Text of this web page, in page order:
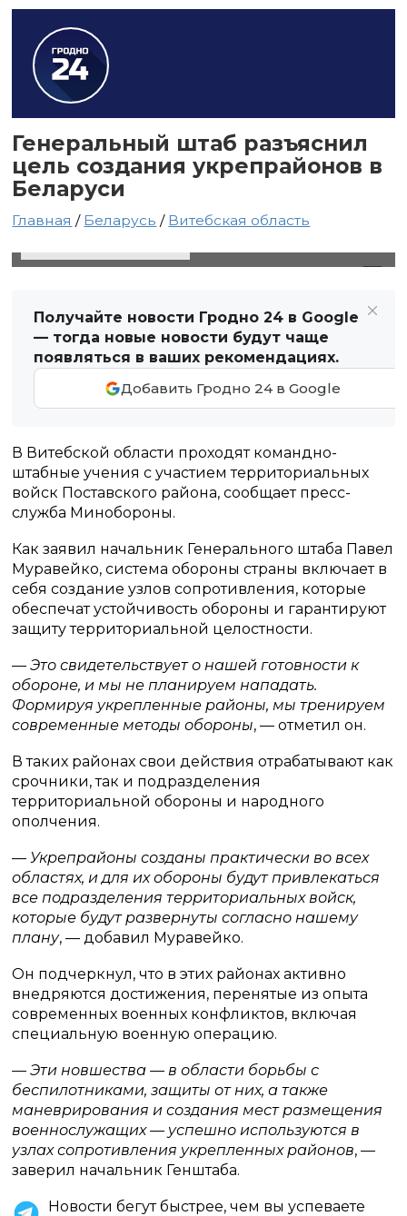
Генеральный штаб разъяснил
цель создания укрепрайонов в
Беларуси
Главная / Беларусь / Витебская область
Получайте новости Гродно 24 в Google
— тогда новые новости будут чаще
появляться в ваших рекомендациях.
Добавить Гродно 24 в Google
В Витебской области проходят командно-
штабные учения с участием территориальных
войск Поставского района, сообщает пресс-
служба Минобороны.
Как заявил начальник Генерального штаба Павел
Муравейко, система обороны страны включает в
себя создание узлов сопротивления, которые
обеспечат устойчивость обороны и гарантируют
защиту территориальной целостности.
— Это свидетельствует о нашей готовности к
обороне, и мы не планируем нападать.
Формируя укрепленные районы, мы тренируем
современные методы обороны, — отметил он.
В таких районах свои действия отрабатывают как
срочники, так и подразделения
территориальной обороны и народного
ополчения.
— Укрепрайоны созданы практически во всех
областях, и для их обороны будут привлекаться
все подразделения территориальных войск,
которые будут развернуты согласно нашему
плану, — добавил Муравейко.
Он подчеркнул, что в этих районах активно
внедряются достижения, перенятые из опыта
современных военных конфликтов, включая
специальную военную операцию.
— Эти новшества — в области борьбы с
беспилотниками, защиты от них, а также
маневрирования и создания мест размещения
военнослужащих — успешно используются в
узлах сопротивления укрепленных районов, —
заверил начальник Генштаба.
Новости бегут быстрее, чем вы успеваете